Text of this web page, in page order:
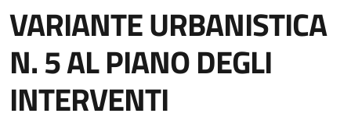
VARIANTE URBANISTICA
N. 5 AL PIANO DEGLI
INTERVENTI